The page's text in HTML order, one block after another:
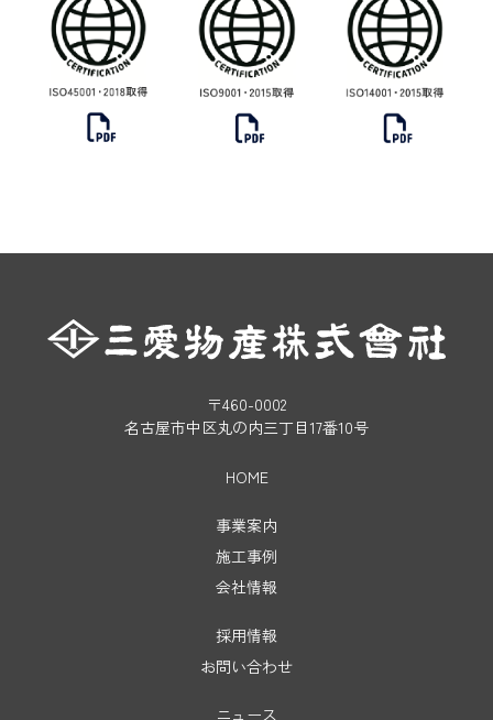
〒460-0002
名古屋市中区丸の内三丁目17番10号
HOME
事業案内
施工事例
会社情報
採用情報
お問い合わせ
ニュース